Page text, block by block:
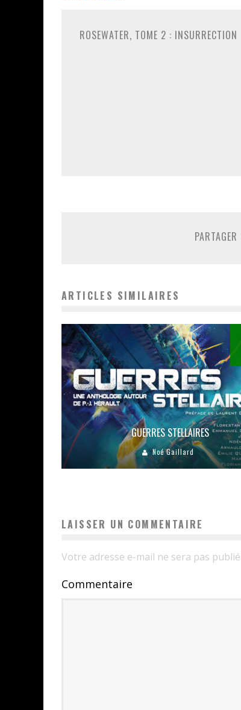
ROSEWATER, TOME 2 : INSURRECTION
ARTICLES SIMILAIRES
GUERRES STELLAIRES
Noé Gaillard
LAISSER UN COMMENTAIRE
Votre adresse e-mail ne sera pas publié.
Commentaire